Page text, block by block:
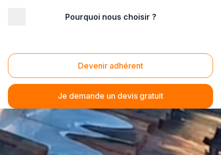
Pourquoi nous choisir ?
Devenir adhérent
Je demande un devis gratuit